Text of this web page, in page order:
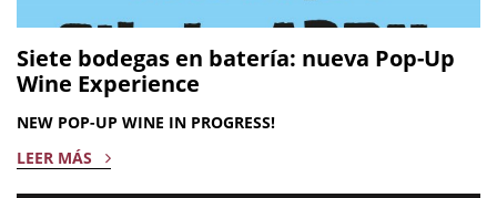
Siete bodegas en batería: nueva Pop-Up
Wine Experience
NEW POP-UP WINE IN PROGRESS!
LEER MÁS